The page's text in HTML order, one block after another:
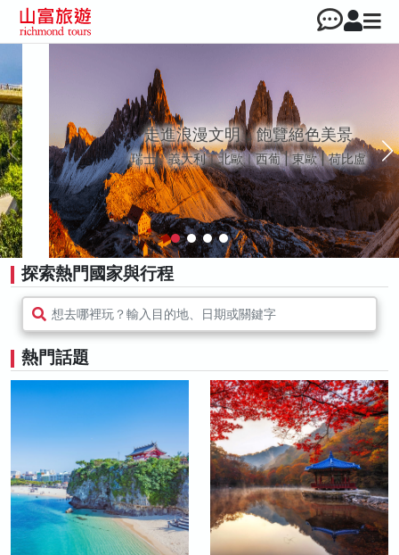
探索大和之美 日本全方位行旅
北海道｜東北｜北陸｜東京｜中部｜關西｜中四國
｜九州
探索熱門國家與行程
想去哪裡玩？輸入目的地、日期或關鍵字
熱門話題